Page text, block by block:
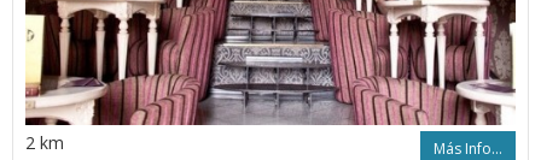
2 km Más Info...